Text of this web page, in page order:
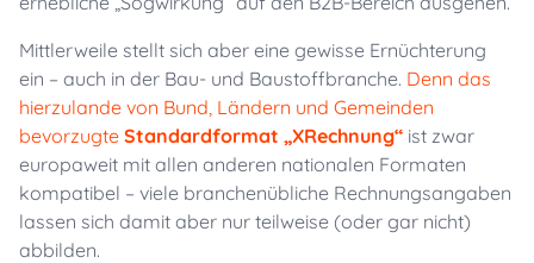
Mittlerweile stellt sich aber eine gewisse Ernüchterung
ein – auch in der Bau- und Baustoffbranche. Denn das
hierzulande von Bund, Ländern und Gemeinden
bevorzugte Standardformat „XRechnung“ ist zwar
europaweit mit allen anderen nationalen Formaten
kompatibel – viele branchenübliche Rechnungsangaben
lassen sich damit aber nur teilweise (oder gar nicht)
abbilden.